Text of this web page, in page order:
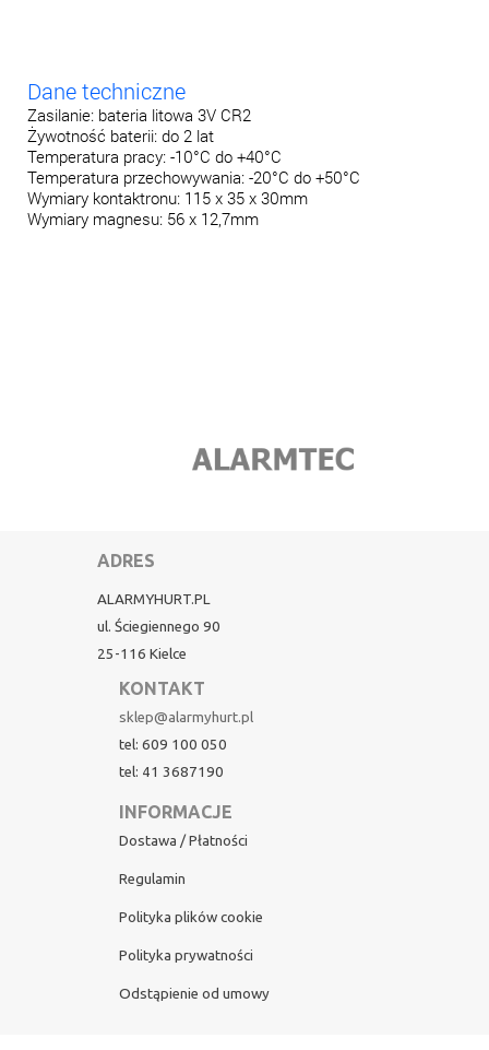
Dane techniczne
Zasilanie: bateria litowa 3V CR2
Żywotność baterii: do 2 lat
Temperatura pracy: -10°C do +40°C
Temperatura przechowywania: -20°C do +50°C
Wymiary kontaktronu: 115 x 35 x 30mm
Wymiary magnesu: 56 x 12,7mm
ADRES
ALARMYHURT.PL
ul. Ściegiennego 90
25-116 Kielce
KONTAKT
sklep@alarmyhurt.pl
tel: 609 100 050
tel: 41 3687190
INFORMACJE
Dostawa / Płatności
Regulamin
Polityka plików cookie
Polityka prywatności
Odstąpienie od umowy